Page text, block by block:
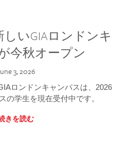
しいGIAロンドンキ
今秋オープン
3, 2026
ロンドンキャンパスは、2026
の学生を現在受付中です。
きを読む